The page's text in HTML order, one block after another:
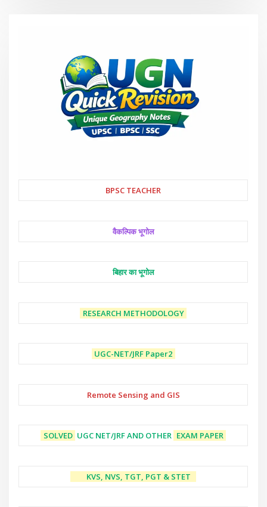
BPSC TEACHER
वैकल्पिक भूगोल
बिहार का भूगोल
RESEARCH METHODOLOGY
UGC-NET/JRF Paper2
Remote Sensing and GIS
SOLVED UGC NET/JRF AND OTHER EXAM PAPER
KVS, NVS, TGT, PGT & STET